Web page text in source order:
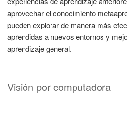
aprovechar el conocimiento
pueden explorar de manera más
aprendidas a nuevos entornos y
aprendizaje general.
Visión por computadora